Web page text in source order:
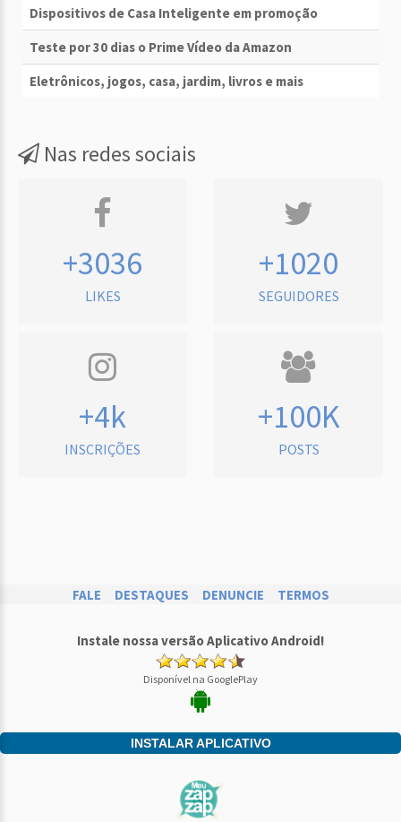
Dispositivos de Casa Inteligente em promoção
Teste por 30 dias o Prime Vídeo da Amazon
Eletrônicos, jogos, casa, jardim, livros e mais
Nas redes sociais
+3036
LIKES
+1020
SEGUIDORES
+4k
INSCRIÇÕES
+100K
POSTS
FALE DESTAQUES DENUNCIE TERMOS
Instale nossa versão Aplicativo Android!
Disponível na GooglePlay
INSTALAR APLICATIVO